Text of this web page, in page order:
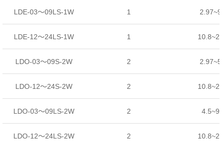
LDE-03～09LS-1W 1
LDE-12～24LS-1W 1
LDO-03～09S-2W 2
LDO-12～24S-2W 2
LDO-03～09LS-2W 2
LDO-12～24LS-2W 2